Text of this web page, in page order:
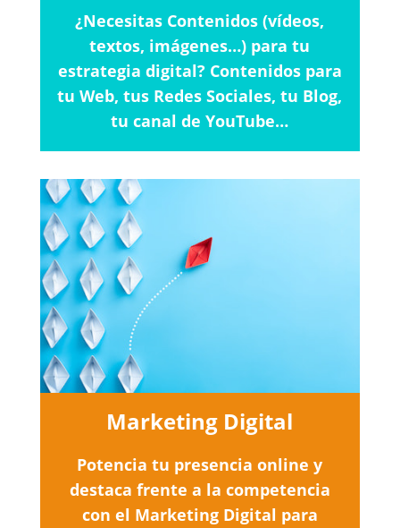
¿Necesitas Contenidos (vídeos,
textos, imágenes…) para tu
estrategia digital? Contenidos para
tu Web, tus Redes Sociales, tu Blog,
tu canal de YouTube…
Marketing Digital
Potencia tu presencia online y
destaca frente a la competencia
con el Marketing Digital para